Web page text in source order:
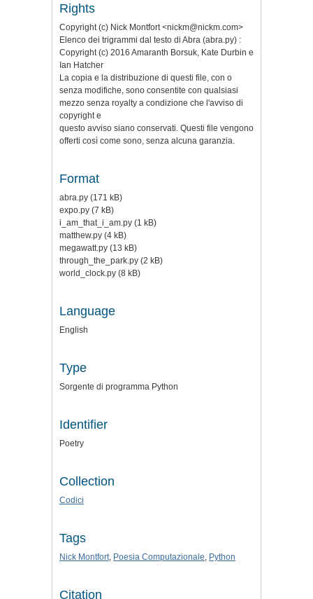
Rights
Copyright (c) Nick Montfort <nickm@nickm.com>
Elenco dei trigrammi dal testo di Abra (abra.py) :
Copyright (c) 2016 Amaranth Borsuk, Kate Durbin e
Ian Hatcher
La copia e la distribuzione di questi file, con o
senza modifiche, sono consentite con qualsiasi
mezzo senza royalty a condizione che l'avviso di
copyright e
questo avviso siano conservati. Questi file vengono
offerti così come sono, senza alcuna garanzia.
Format
abra.py (171 kB)
expo.py (7 kB)
i_am_that_i_am.py (1 kB)
matthew.py (4 kB)
megawatt.py (13 kB)
through_the_park.py (2 kB)
world_clock.py (8 kB)
Language
English
Type
Sorgente di programma Python
Identifier
Poetry
Collection
Codici
Tags
Nick Montfort, Poesia Computazionale, Python
Citation